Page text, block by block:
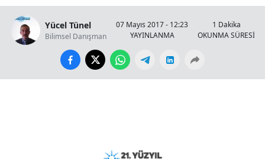
Yücel Tünel
Bilimsel Danışman
07 Mayıs 2017 - 12:23
YAYINLANMA
1 Dakika
OKUNMA SÜRESİ